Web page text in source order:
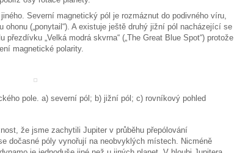
Severní magnetický pól je rozmáznut do podivného víru,
(„ponytail“). A existuje ještě druhý jižní pól nacházející se
„Velká modrá skvrna“ („The Great Blue Spot“) protože
magnetické polarity.
pole. a) severní pól; b) jižní pól; c) rovníkový pohled
že jsme zachytili Jupiter v průběhu přepólování
dočasné póly vynořují na neobvyklých místech. Nicméně